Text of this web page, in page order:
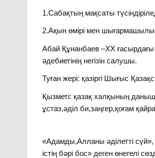
1.Сабақтың мақсаты
2.Ақын өмірі мен
Абай Құнанбаев –ХХ ғасырдағы
әдебиетінің негізін салушы.
Туған жері: қазіргі Шығыс
Қызметі: қазақ халқының
ұстаз,әділ би,заңгер,қоғам
«Адамды,Алланы әділетті
істің бәрі бос» деген өнегелі